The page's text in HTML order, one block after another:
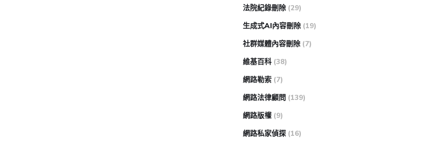
法院紀錄刪除 (29)
生成式AI內容刪除 (19)
社群媒體內容刪除 (7)
維基百科 (38)
網路勒索 (7)
網路法律顧問 (139)
網路版權 (9)
網路私家偵探 (16)